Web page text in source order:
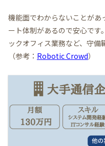
機能面でわからないことがあ
ート体制があるので安心です
ックオフィス業務など、守備
（参考： Robotic Crowd）